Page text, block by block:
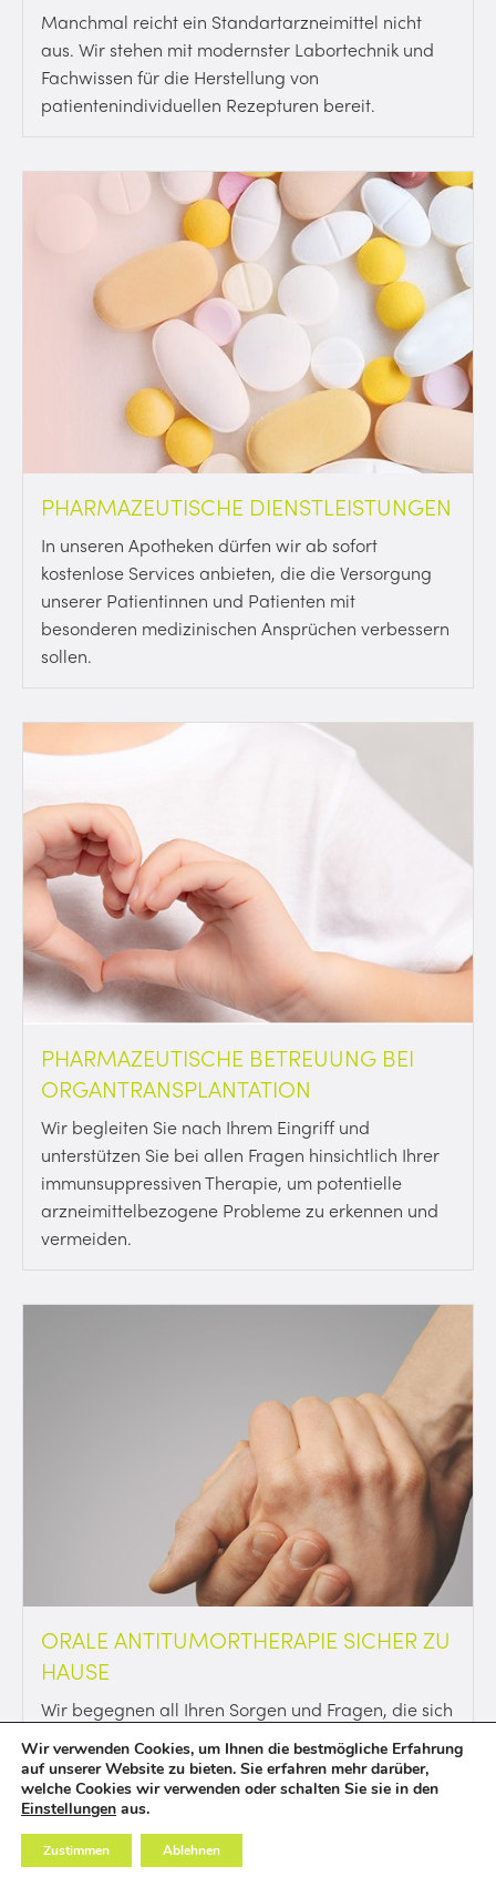
Manchmal reicht ein Standartarzneimittel nicht
aus. Wir stehen mit modernster Labortechnik und
Fachwissen für die Herstellung von
patientenindividuellen Rezepturen bereit.
PHARMAZEUTISCHE DIENSTLEISTUNGEN
In unseren Apotheken dürfen wir ab sofort
kostenlose Services anbieten, die die Versorgung
unserer Patientinnen und Patienten mit
besonderen medizinischen Ansprüchen verbessern
sollen.
PHARMAZEUTISCHE BETREUUNG BEI
ORGANTRANSPLANTATION
Wir begleiten Sie nach Ihrem Eingriff und
unterstützen Sie bei allen Fragen hinsichtlich Ihrer
immunsuppressiven Therapie, um potentielle
arzneimittelbezogene Probleme zu erkennen und
vermeiden.
ORALE ANTITUMORTHERAPIE SICHER ZU
HAUSE
Wir begegnen all Ihren Sorgen und Fragen, die sich
Ihnen während Ihrer medikamentösen
Antitumortherapie stellen könnten.
Wir verwenden Cookies, um Ihnen die bestmögliche Erfahrung
auf unserer Website zu bieten. Sie erfahren mehr darüber,
welche Cookies wir verwenden oder schalten Sie sie in den
Einstellungen aus.
Zustimmen Ablehnen